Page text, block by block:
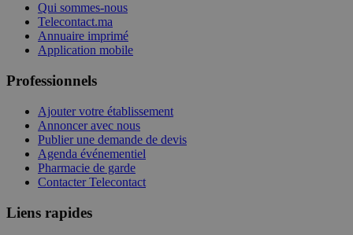
Qui sommes-nous
Telecontact.ma
Annuaire imprimé
Application mobile
Professionnels
Ajouter votre établissement
Annoncer avec nous
Publier une demande de devis
Agenda événementiel
Pharmacie de garde
Contacter Telecontact
Liens rapides